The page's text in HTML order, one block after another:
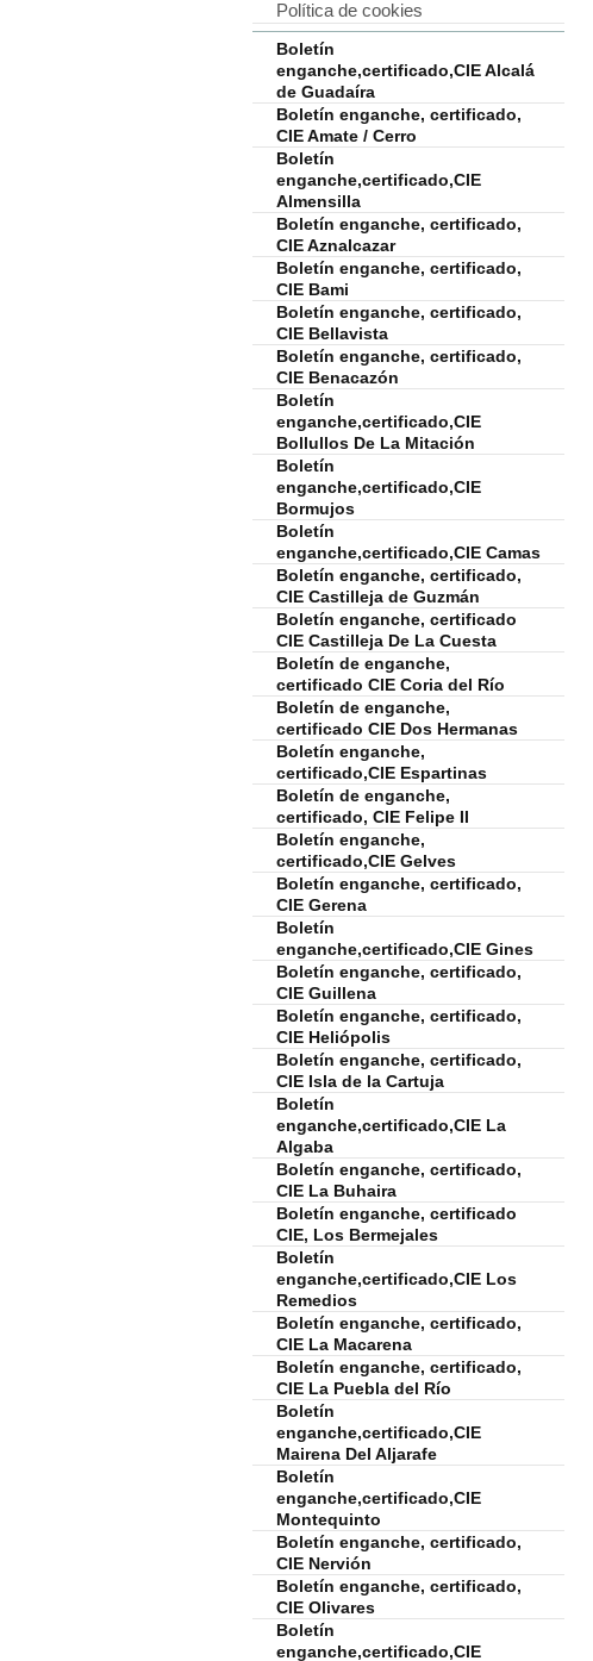
Política de cookies
Boletín
enganche,certificado,CIE Alcalá
de Guadaíra
Boletín enganche, certificado,
CIE Amate / Cerro
Boletín
enganche,certificado,CIE
Almensilla
Boletín enganche, certificado,
CIE Aznalcazar
Boletín enganche, certificado,
CIE Bami
Boletín enganche, certificado,
CIE Bellavista
Boletín enganche, certificado,
CIE Benacazón
Boletín
enganche,certificado,CIE
Bollullos De La Mitación
Boletín
enganche,certificado,CIE
Bormujos
Boletín
enganche,certificado,CIE Camas
Boletín enganche, certificado,
CIE Castilleja de Guzmán
Boletín enganche, certificado
CIE Castilleja De La Cuesta
Boletín de enganche,
certificado CIE Coria del Río
Boletín de enganche,
certificado CIE Dos Hermanas
Boletín enganche,
certificado,CIE Espartinas
Boletín de enganche,
certificado, CIE Felipe II
Boletín enganche,
certificado,CIE Gelves
Boletín enganche, certificado,
CIE Gerena
Boletín
enganche,certificado,CIE Gines
Boletín enganche, certificado,
CIE Guillena
Boletín enganche, certificado,
CIE Heliópolis
Boletín enganche, certificado,
CIE Isla de la Cartuja
Boletín
enganche,certificado,CIE La
Algaba
Boletín enganche, certificado,
CIE La Buhaira
Boletín enganche, certificado
CIE, Los Bermejales
Boletín
enganche,certificado,CIE Los
Remedios
Boletín enganche, certificado,
CIE La Macarena
Boletín enganche, certificado,
CIE La Puebla del Río
Boletín
enganche,certificado,CIE
Mairena Del Aljarafe
Boletín
enganche,certificado,CIE
Montequinto
Boletín enganche, certificado,
CIE Nervión
Boletín enganche, certificado,
CIE Olivares
Boletín
enganche,certificado,CIE